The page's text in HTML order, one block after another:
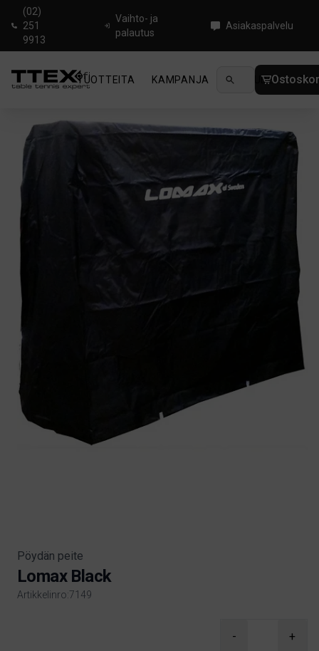
(02)
251
9913
Vaihto- ja
palautus
Asiakaspalvelu
TUOTTEITA KAMPANJA UUTUUDET
Lomax Black
Pöydän peite
Lomax Black
Artikkelinro:7149
- +